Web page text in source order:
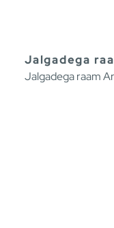
Jalgadega
Jalgadega raam